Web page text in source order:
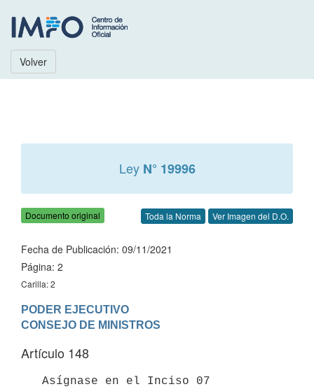
Volver
Ley N° 19996
Documento original Toda la Norma Ver Imagen del D.O.
Fecha de Publicación: 09/11/2021
Página: 2
Carilla: 2
PODER EJECUTIVO
Artículo 148